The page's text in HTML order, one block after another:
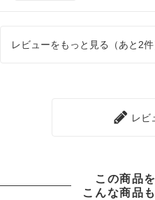
レビューをもっと見る（あと2件
レビ
この商品
こんな商品